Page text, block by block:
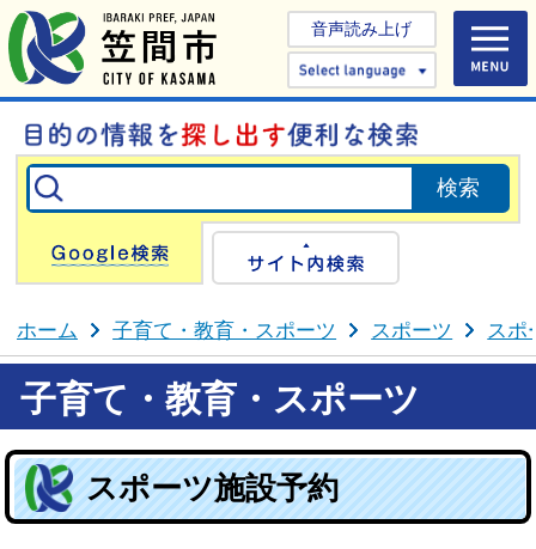
音声読み上げ
Select
Google検索
ホーム 子育て・教育・スポーツ スポーツ スポ
子育て・教育・スポーツ
スポーツ施設予約